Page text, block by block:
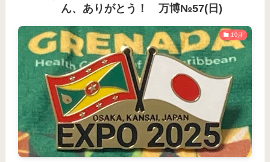
ん、ありがとう！ 万博№57(日)
10月